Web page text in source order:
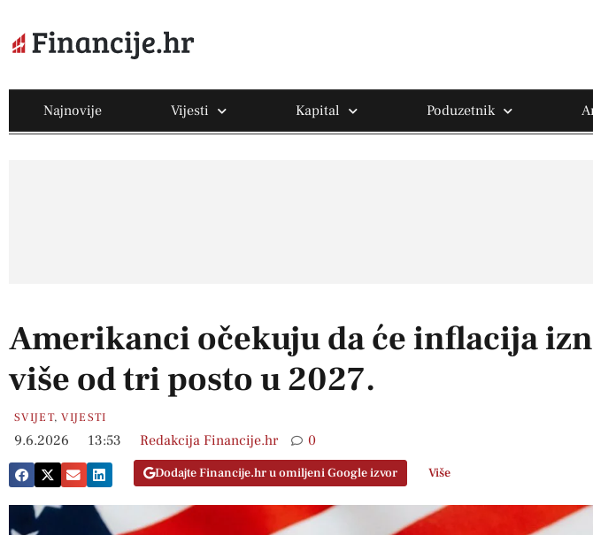
Najnovije Vijesti Kapital Poduzetnik
Amerikanci očekuju da će inflacija
više od tri posto u 2027.
SVIJET,VIJESTI
9.6.2026 13:53 Redakcija Financije.hr 0
Dodajte Financije.hr u omiljeni Google izvor Više